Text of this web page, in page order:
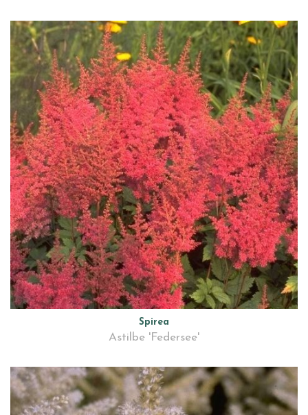
Spirea
Astilbe 'Federsee'